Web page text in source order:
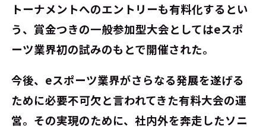
トーナメントへのエントリーも有料化するとい
う、賞金つきの一般参加型大会としてはeスポ
ーツ業界初の試みのもとで開催された。
今後、eスポーツ業界がさらなる発展を遂げる
ために必要不可欠と言われてきた有料大会の運
営。その実現のために、社内外を奔走したソニ